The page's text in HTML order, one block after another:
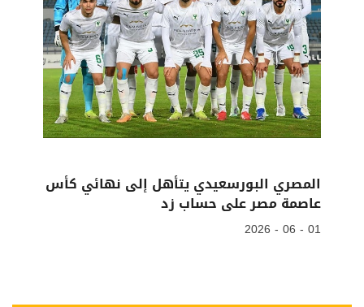
المصري البورسعيدي يتأهل إلى نهائي كأس
عاصمة مصر على حساب زد
01 - 06 - 2026